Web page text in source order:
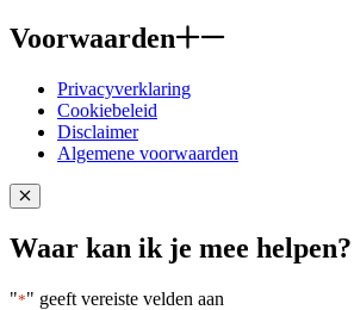
Voorwaarden
Privacyverklaring
Cookiebeleid
Disclaimer
Algemene voorwaarden
Close popup
Waar kan ik je mee helpen?
"*" geeft vereiste velden aan